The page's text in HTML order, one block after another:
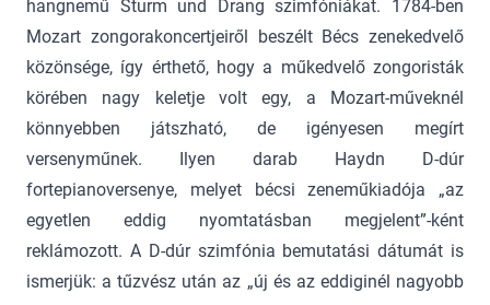
hangnemű Sturm und Drang szimfóniákat. 1784-ben
Mozart zongorakoncertjeiről beszélt Bécs zenekedvelő
közönsége, így érthető, hogy a műkedvelő zongoristák
körében nagy keletje volt egy, a Mozart-műveknél
könnyebben játszható, de igényesen megírt
versenyműnek. Ilyen darab Haydn D-dúr
fortepianoversenye, melyet bécsi zeneműkiadója „az
egyetlen eddig nyomtatásban megjelent”-ként
reklámozott. A D-dúr szimfónia bemutatási dátumát is
ismerjük: a tűzvész után az „új és az eddiginél nagyobb